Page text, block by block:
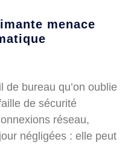
menace
de bureau qu’on oublie
de sécurité
réseau,
négligées : elle peut